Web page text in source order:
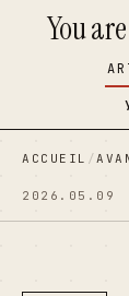
contenu
principal
contenu
principal
You
ACCUEIL /
2026.05.09